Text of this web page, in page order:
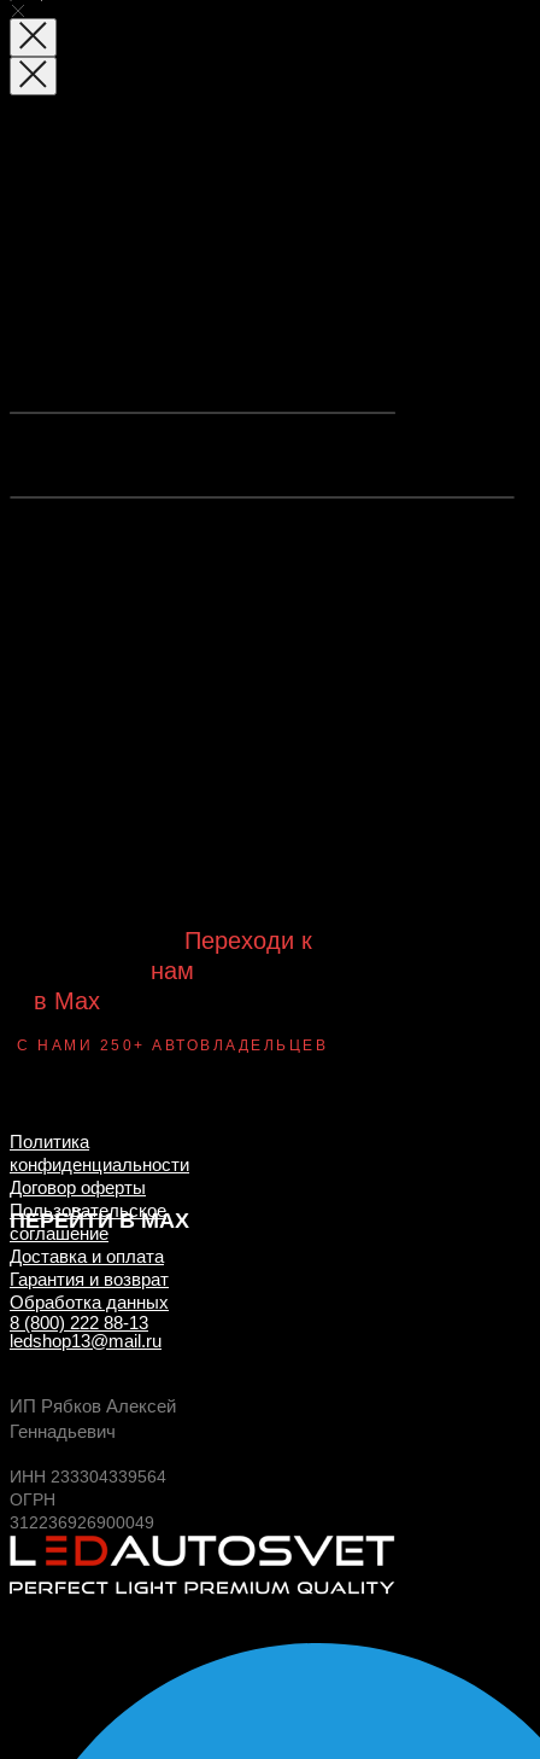
Переходи к
нам
в Max
С НАМИ 250+ АВТОВЛАДЕЛЬЦЕВ
ПЕРЕЙТИ В MAX
Будь в курсе выгодных предложений,
новых поступлений на склад
Политика
конфиденциальности
Договор оферты
Пользовательское
соглашение
Доставка и оплата
Гарантия и возврат
Обработка данных
8 (800) 222 88-13
ledshop13@mail.ru
ИП Рябков Алексей
Геннадьевич
ИНН 233304339564
ОГРН
312236926900049